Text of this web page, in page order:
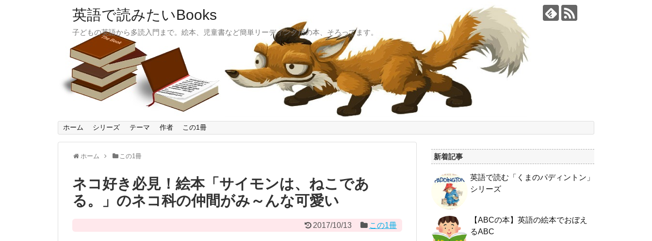
英語で読みたいBooks
子どもの英語から多読入門まで。絵本、児童書など簡単リーディング用の本、そろってます。
ホーム シリーズ テーマ 作者 この1冊
ホーム この1冊
ネコ好き必見！絵本「サイモンは、ねこであ
る。」のネコ科の仲間がみ～んな可愛い
2017/10/13 この1冊
新着記事
英語で読む「くまのパディントン」
シリーズ
【ABCの本】英語の絵本でおぼえ
るABC